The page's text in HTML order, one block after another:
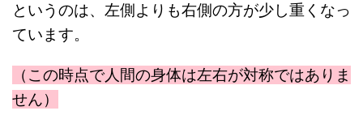
というのは、左側よりも右側の方が少し重くなっ
ています。
（この時点で人間の身体は左右が対称ではありま
せん）